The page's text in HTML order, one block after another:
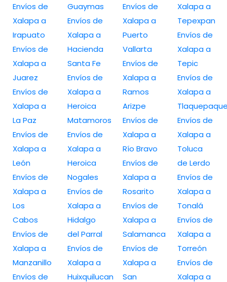
Envíos de
Xalapa a
Irapuato
Envíos de
Xalapa a
Juarez
Envíos de
Xalapa a
La Paz
Envíos de
Xalapa a
León
Envíos de
Xalapa a
Los
Cabos
Envíos de
Xalapa a
Manzanillo
Envíos de
Guaymas
Envíos de
Xalapa a
Hacienda
Santa Fe
Envíos de
Xalapa a
Heroica
Matamoros
Envíos de
Xalapa a
Heroica
Nogales
Envíos de
Xalapa a
Hidalgo
del Parral
Envíos de
Xalapa a
Huixquilucan
Envíos de
Xalapa a
Puerto
Vallarta
Envíos de
Xalapa a
Ramos
Arizpe
Envíos de
Xalapa a
Río Bravo
Envíos de
Xalapa a
Rosarito
Envíos de
Xalapa a
Salamanca
Envíos de
Xalapa a
San
Xalapa a
Tepexpan
Envíos de
Xalapa a
Tepic
Envíos de
Xalapa a
Envíos de
Xalapa a
Toluca
de Lerdo
Envíos de
Xalapa a
Tonalá
Envíos de
Xalapa a
Torreón
Envíos de
Xalapa a